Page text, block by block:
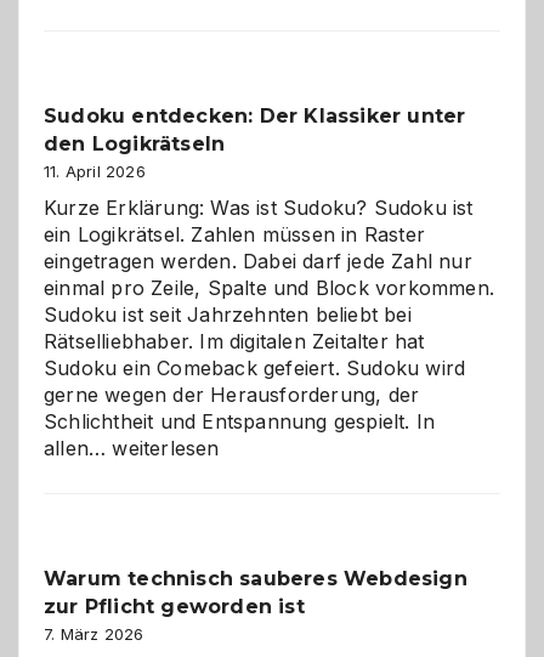
Sudoku entdecken: Der Klassiker unter
den Logikrätseln
11. April 2026
Kurze Erklärung: Was ist Sudoku? Sudoku ist
ein Logikrätsel. Zahlen müssen in Raster
eingetragen werden. Dabei darf jede Zahl nur
einmal pro Zeile, Spalte und Block vorkommen.
Sudoku ist seit Jahrzehnten beliebt bei
Rätselliebhaber. Im digitalen Zeitalter hat
Sudoku ein Comeback gefeiert. Sudoku wird
gerne wegen der Herausforderung, der
Schlichtheit und Entspannung gespielt. In
allen…Sudoku
den
Logikrätseln
weiterlesen
Warum technisch sauberes Webdesign
zur Pflicht geworden ist
7. März 2026